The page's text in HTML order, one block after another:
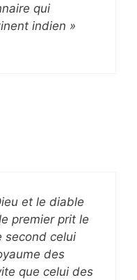
qui
indien »
et le diable
premier prit le
second celui
des
que celui des